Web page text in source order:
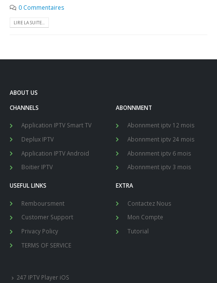
0 Commentaires
LIRE LA SUITE...
ABOUT US
CHANNELS
Application IPTV Smart TV
Deplux IPTV
Application IPTV Android
Boitier IPTV
ABONNMENT
Abonnment iptv 12 mois
Abonnment iptv 24 mois
Abonnment iptv 6 mois
Abonnment iptv 3 mois
USEFUL LINKS
Remboursment
Customer Support
Privacy Policy
TERMS OF SERVICE
EXTRA
Contactez Nous
Mon Compte
Tutorial
247 IPTV Player iOS